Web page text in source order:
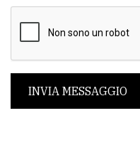
INVIA MESSAGGIO